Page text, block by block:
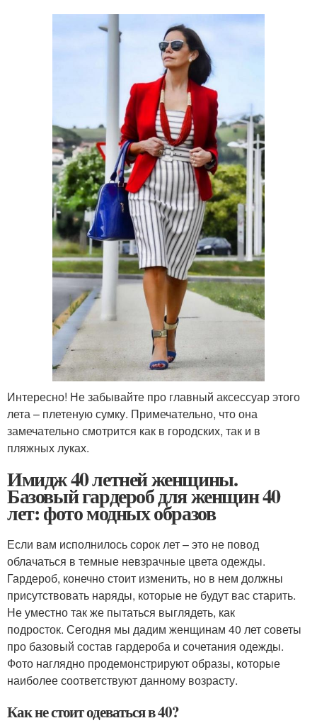
Интересно! Не забывайте про главный аксессуар этого
лета – плетеную сумку. Примечательно, что она
замечательно смотрится как в городских, так и в
пляжных луках.
Имидж 40 летней женщины.
Базовый гардероб для женщин 40
лет: фото модных образов
Если вам исполнилось сорок лет – это не повод
облачаться в темные невзрачные цвета одежды.
Гардероб, конечно стоит изменить, но в нем должны
присутствовать наряды, которые не будут вас старить.
Не уместно так же пытаться выглядеть, как
подросток. Сегодня мы дадим женщинам 40 лет советы
про базовый состав гардероба и сочетания одежды.
Фото наглядно продемонстрируют образы, которые
наиболее соответствуют данному возрасту.
Как не стоит одеваться в 40?